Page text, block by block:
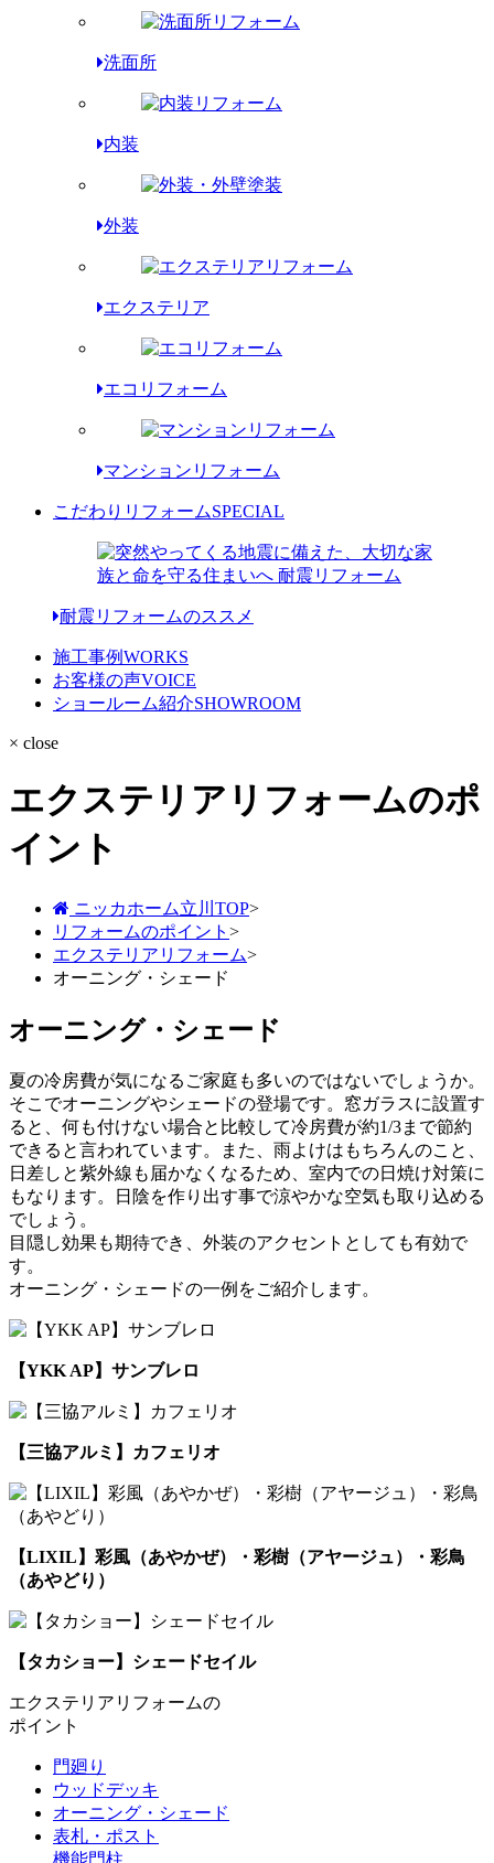
洗面所
内装
外装
エクステリア
エコリフォーム
マンションリフォーム
こだわりリフォームSPECIAL
耐震リフォームのススメ
施工事例WORKS
お客様の声VOICE
ショールーム紹介SHOWROOM
× close
エクステリアリフォームのポ
イント
ニッカホーム立川TOP>
リフォームのポイント >
エクステリアリフォーム>
オーニング・シェード
オーニング・シェード
夏の冷房費が気になるご家庭も多いのではないでしょうか。
そこでオーニングやシェードの登場です。窓ガラスに設置す
ると、何も付けない場合と比較して冷房費が約1/3まで節約
できると言われています。また、雨よけはもちろんのこと、
日差しと紫外線も届かなくなるため、室内での日焼け対策に
もなります。日陰を作り出す事で涼やかな空気も取り込める
でしょう。
目隠し効果も期待でき、外装のアクセントとしても有効で
す。
オーニング・シェードの一例をご紹介します。
【YKK AP】サンブレロ
【三協アルミ】カフェリオ
【LIXIL】彩風（あやかぜ）・彩樹（アヤージュ）・彩鳥
（あやどり）
【タカショー】シェードセイル
エクステリアリフォームの
ポイント
門廻り
ウッドデッキ
オーニング・シェード
表札・ポスト
機能門柱